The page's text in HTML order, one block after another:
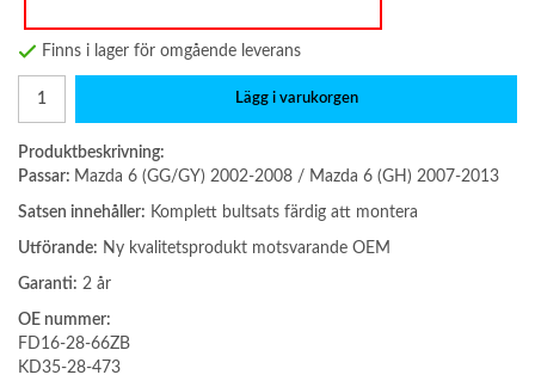
Finns i lager för omgående leverans
Lägg i varukorgen
Produktbeskrivning:
Passar: Mazda 6 (GG/GY) 2002-2008 / Mazda 6 (GH) 2007-2013
Satsen innehåller: Komplett bultsats färdig att montera
Utförande: Ny kvalitetsprodukt motsvarande OEM
Garanti: 2 år
OE nummer:
FD16-28-66ZB
KD35-28-473